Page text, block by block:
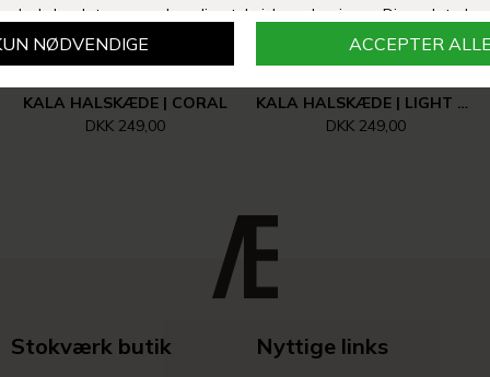
KALA HALSKÆDE | CORAL
DKK 249,00
KALA HALSKÆDE | LIGHT BLUE
DKK 249,00
Stokværk butik Nyttige links